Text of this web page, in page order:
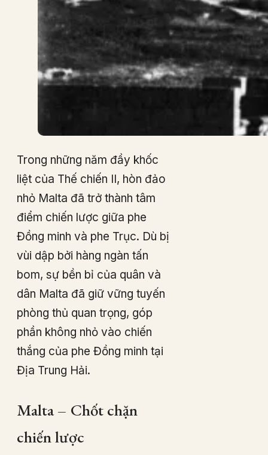
Trong những năm đầy khốc
liệt của Thế chiến II, hòn đảo
nhỏ Malta đã trở thành tâm
điểm chiến lược giữa phe
Đồng minh và phe Trục. Dù bị
vùi dập bởi hàng ngàn tấn
bom, sự bền bỉ của quân và
dân Malta đã giữ vững tuyến
phòng thủ quan trọng, góp
phần không nhỏ vào chiến
thắng của phe Đồng minh tại
Địa Trung Hải.
Malta – Chốt chặn
chiến lược